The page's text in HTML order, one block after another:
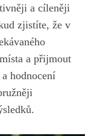
a cíleněji
zjistíte, že v
a⁢ přijmout
hodnocení